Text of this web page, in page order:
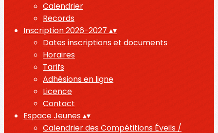
Calendrier
Records
Inscription 2026-2027 ▴▾
Dates inscriptions et documents
Horaires
Tarifs
Adhésions en ligne
Licence
Contact
Espace Jeunes▴▾
Calendrier des Compétitions Éveils /